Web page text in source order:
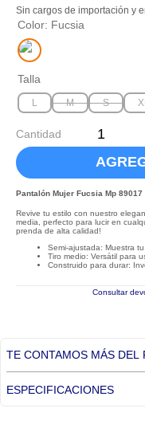
Sin cargos de importación y
Color: Fucsia
Talla
L M S XL
Cantidad
Pantalón Mujer Fucsia Mp 89017
Revive tu estilo con nuestro
media, perfecto para lucir en
prenda de alta calidad!
Semi-ajustada: Muestra
Tiro medio: Versátil para
Construido para durar:
Consultar
TE CONTAMOS MÁS DEL
ESPECIFICACIONES